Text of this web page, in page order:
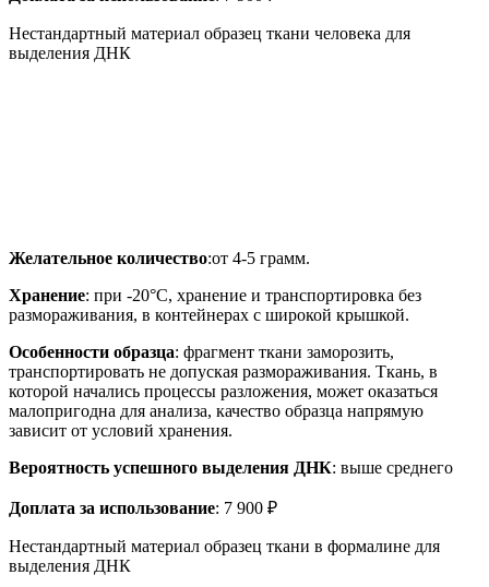
Нестандартный материал образец ткани человека для
выделения ДНК
Желательное количество:от 4-5 грамм.
Хранение: при -20°C, хранение и транспортировка без
размораживания, в контейнерах с широкой крышкой.
Особенности образца: фрагмент ткани заморозить,
транспортировать не допуская размораживания. Ткань, в
которой начались процессы разложения, может оказаться
малопригодна для анализа, качество образца напрямую
зависит от условий хранения.
Вероятность успешного выделения ДНК: выше среднего
Доплата за использование: 7 900 ₽
Нестандартный материал образец ткани в формалине для
выделения ДНК